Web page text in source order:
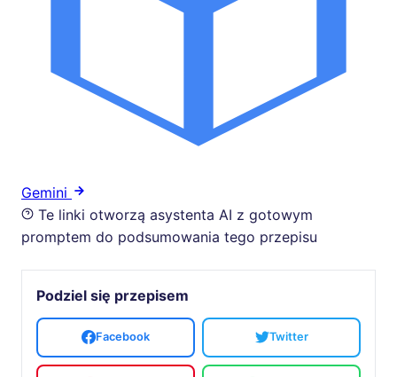
Gemini
Te linki otworzą asystenta AI z gotowym
promptem do podsumowania tego przepisu
Podziel się przepisem
Facebook Twitter